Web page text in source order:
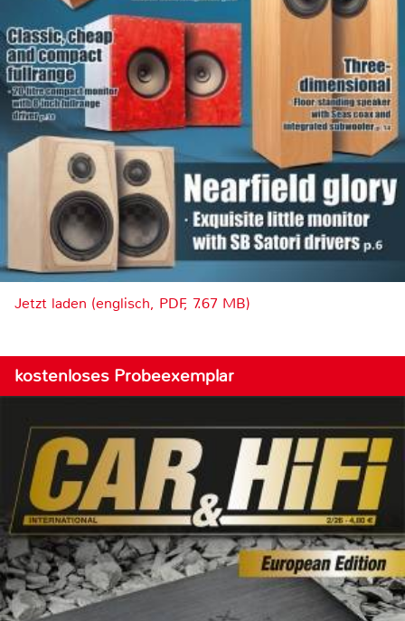
Jetzt laden (englisch, PDF, 7.67 MB)
kostenloses Probeexemplar